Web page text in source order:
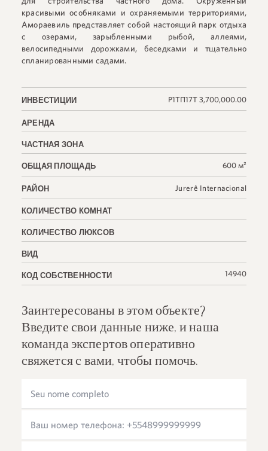
красивыми особняками и охраняемыми территориями,
Амораевиль представляет собой настоящий парк отдыха
с озерами, зарыбленными рыбой, аллеями,
велосипедными дорожками, беседками и тщательно
спланированными садами.
ИНВЕСТИЦИИ Р1ТП17Т 3,700,000.00
АРЕНДА
ЧАСТНАЯ ЗОНА
ОБЩАЯ ПЛОЩАДЬ 600 м²
РАЙОН Jurerê Internacional
КОЛИЧЕСТВО КОМНАТ
КОЛИЧЕСТВО ЛЮКСОВ
ВИД
КОД СОБСТВЕННОСТИ 14940
Заинтересованы в этом объекте?
Введите свои данные ниже, и наша
команда экспертов оперативно
свяжется с вами, чтобы помочь.